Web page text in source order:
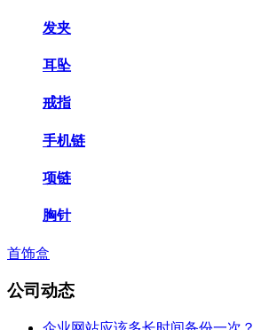
发夹
耳坠
戒指
手机链
项链
胸针
首饰盒
公司动态